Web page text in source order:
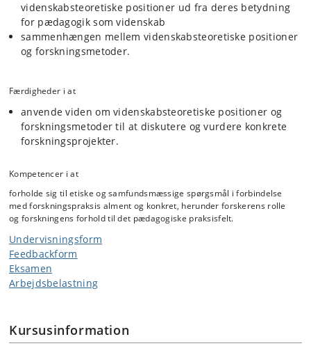
videnskabsteoretiske positioner ud fra deres betydning
for pædagogik som videnskab
sammenhængen mellem videnskabsteoretiske positioner
og forskningsmetoder.
Færdigheder i at
anvende viden om videnskabsteoretiske positioner og
forskningsmetoder til at diskutere og vurdere konkrete
forskningsprojekter.
Kompetencer i at
forholde sig til etiske og samfundsmæssige spørgsmål i forbindelse
med forskningspraksis alment og konkret, herunder forskerens rolle
og forskningens forhold til det pædagogiske praksisfelt.
Undervisningsform
Feedbackform
Eksamen
Arbejdsbelastning
Kursusinformation